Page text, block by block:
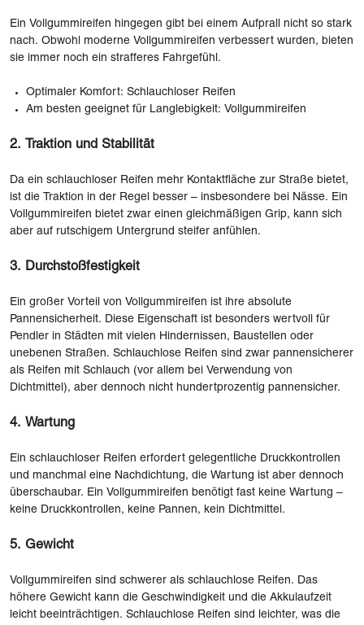
Ein Vollgummireifen hingegen gibt bei einem Aufprall nicht so stark
nach. Obwohl moderne Vollgummireifen verbessert wurden, bieten
sie immer noch ein strafferes Fahrgefühl.
Optimaler Komfort: Schlauchloser Reifen
Am besten geeignet für Langlebigkeit: Vollgummireifen
2. Traktion und Stabilität
Da ein schlauchloser Reifen mehr Kontaktfläche zur Straße bietet,
ist die Traktion in der Regel besser – insbesondere bei Nässe. Ein
Vollgummireifen bietet zwar einen gleichmäßigen Grip, kann sich
aber auf rutschigem Untergrund steifer anfühlen.
3. Durchstoßfestigkeit
Ein großer Vorteil von Vollgummireifen ist ihre absolute
Pannensicherheit. Diese Eigenschaft ist besonders wertvoll für
Pendler in Städten mit vielen Hindernissen, Baustellen oder
unebenen Straßen. Schlauchlose Reifen sind zwar pannensicherer
als Reifen mit Schlauch (vor allem bei Verwendung von
Dichtmittel), aber dennoch nicht hundertprozentig pannensicher.
4. Wartung
Ein schlauchloser Reifen erfordert gelegentliche Druckkontrollen
und manchmal eine Nachdichtung, die Wartung ist aber dennoch
überschaubar. Ein Vollgummireifen benötigt fast keine Wartung –
keine Druckkontrollen, keine Pannen, kein Dichtmittel.
5. Gewicht
Vollgummireifen sind schwerer als schlauchlose Reifen. Das
höhere Gewicht kann die Geschwindigkeit und die Akkulaufzeit
leicht beeinträchtigen. Schlauchlose Reifen sind leichter, was die